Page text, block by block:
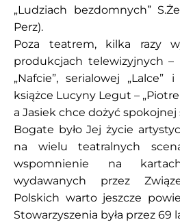
„Ludziach bezdomnych”
Perz).
Poza teatrem, kilka razy
produkcjach telewizyjnych –
„Nafcie”, serialowej
książce Lucyny Legut –
a Jasiek chce dożyć spokojnej
Bogate było Jej życie
na wielu teatralnych
wspomnienie na
wydawanych przez
Polskich warto jeszcze
Stowarzyszenia była przez 69